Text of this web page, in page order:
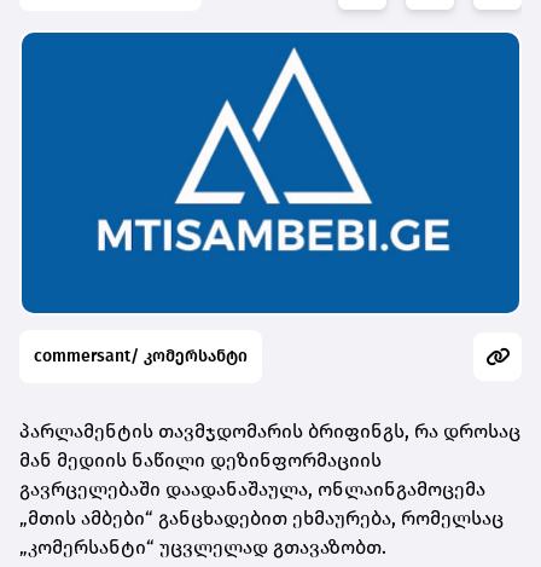
commersant/ კომერსანტი
პარლამენტის თავმჯდომარის ბრიფინგს, რა დროსაც
მან მედიის ნაწილი დეზინფორმაციის
გავრცელებაში დაადანაშაულა, ონლაინგამოცემა
„მთის ამბები“ განცხადებით ეხმაურება, რომელსაც
„კომერსანტი“ უცვლელად გთავაზობთ.